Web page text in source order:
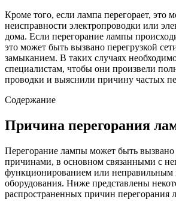
Кроме того, если лампа перегорает, это
неисправности электропроводки или
дома. Если перегорание лампы
это может быть вызвано перегрузкой
замыканием. В таких случаях
специалистам, чтобы они произвели
проводки и выяснили причину частых
Содержание
Причина перегорания
Перегорание лампы может быть
причинами, в основном связанными с
функционированием или неправильным
оборудования. Ниже представлены
распространенных причин перегорания